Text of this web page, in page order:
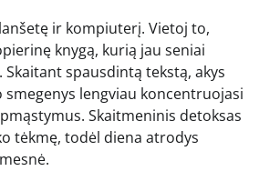
ir kompiuterį. Vietoj to,
knygą, kurią jau seniai
spausdintą tekstą, akys
smegenys lengviau koncentruojasi
Skaitmeninis detoksas
tėkmę, todėl diena atrodys